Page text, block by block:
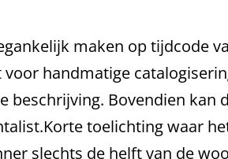
maken op tijdcode
handmatige
Bovendien kan
toelichting waar
slechts de helft van de